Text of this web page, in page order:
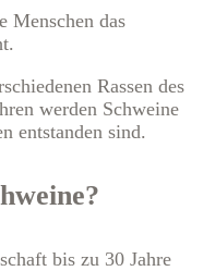
Menschen das
Rassen des
werden Schweine
entstanden sind.
bis zu 30 Jahre